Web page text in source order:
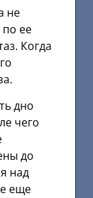
не
по ее
Когда
дно
чего
до
над
еще